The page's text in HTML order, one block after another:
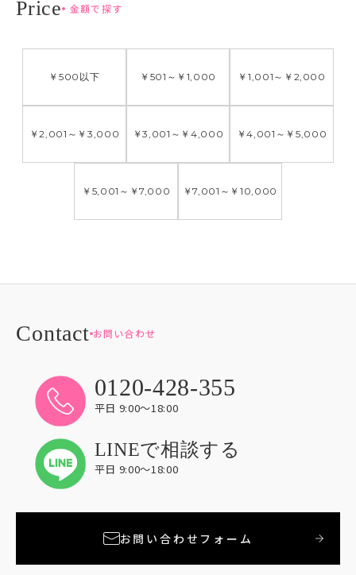
金額で探す
￥500 以下 ￥501 ～ ￥1,000 ￥1,001 ～ ￥2,000
￥2,001 ～ ￥3,000 ￥3,001 ～ ￥4,000 ￥4,001 ～ ￥5,000
￥5,001 ～ ￥7,000 ￥7,001 ～ ￥10,000
お問い合わせ
0120-428-355
平日 9:00〜18:00
LINEで相談する
平日 9:00〜18:00
お問い合わせフォーム